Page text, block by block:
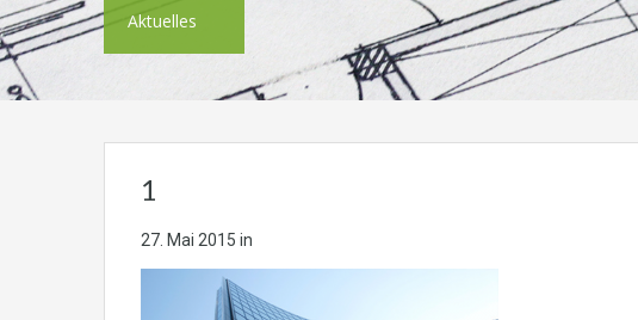
Aktuelles
1
27. Mai 2015 in